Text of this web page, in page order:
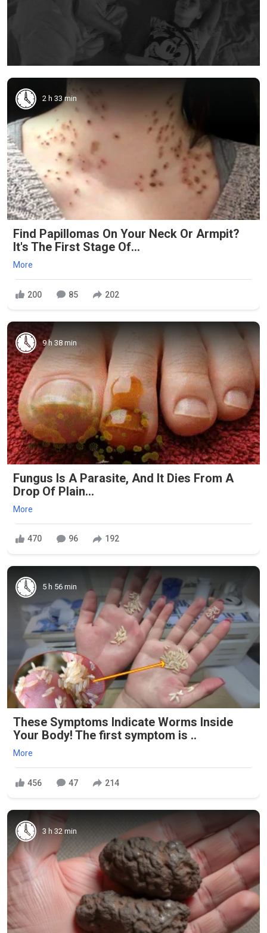
2 h 33 min
Find Papillomas On Your Neck Or Armpit?
It's The First Stage Of...
More
200 85 202
9 h 38 min
Fungus Is A Parasite, And It Dies From A
Drop Of Plain...
More
470 96 192
5 h 56 min
These Symptoms Indicate Worms Inside
Your Body! The first symptom is ..
More
456 47 214
3 h 32 min